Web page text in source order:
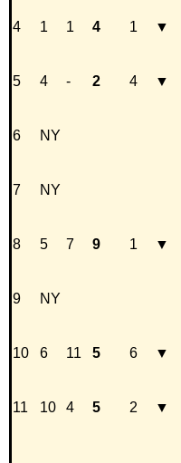
4 1 1 4 1 ▼
5 4 - 2 4 ▼
6 NY
7 NY
8 5 7 9 1 ▼
9 NY
10 6 11 5 6 ▼
11 10 4 5 2 ▼